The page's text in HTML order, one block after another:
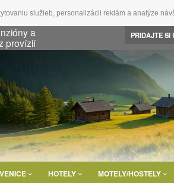
služieb, personalizácii reklám a analýze
a
provízií
PRIDAJTE SI
HOTELY MOTELY/HOSTELY